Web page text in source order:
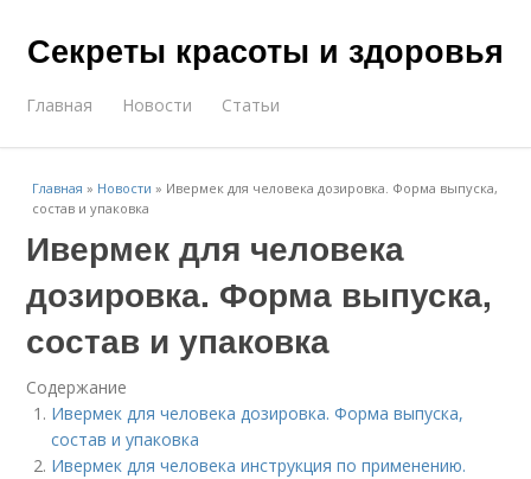
Секреты красоты и здоровья
Главная Новости Статьи
Главная » Новости » Ивермек для человека дозировка. Форма выпуска,
состав и упаковка
Ивермек для человека
дозировка. Форма выпуска,
состав и упаковка
Содержание
Ивермек для человека дозировка. Форма выпуска,
состав и упаковка
Ивермек для человека инструкция по применению.